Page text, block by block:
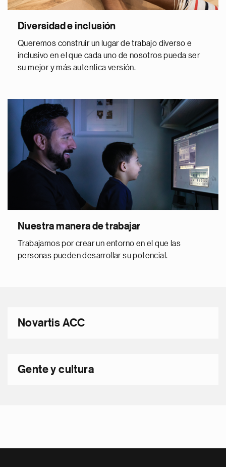
Diversidad e inclusión
Queremos construir un lugar de trabajo diverso e
inclusivo en el que cada uno de nosotros pueda ser
su mejor y más autentica versión.
Nuestra manera de trabajar
Trabajamos por crear un entorno en el que las
personas pueden desarrollar su potencial.
Novartis ACC
Gente y cultura